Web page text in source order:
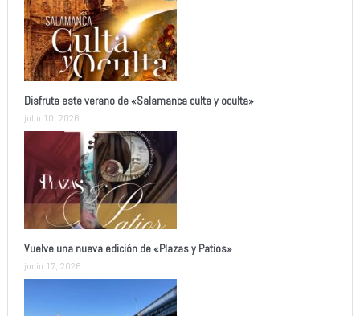
Disfruta este verano de «Salamanca culta y oculta»
julio 10, 2026
Vuelve una nueva edición de «Plazas y Patios»
junio 17, 2026